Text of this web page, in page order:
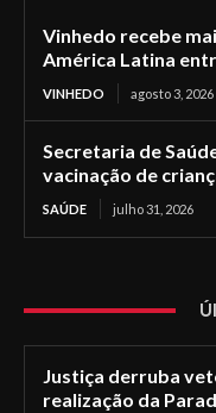
Vinhedo recebe
América Latina
VINHEDO agosto 3, 2026
Secretaria de
vacinação de
SAÚDE julho 31, 2026
Justiça derruba
realização da